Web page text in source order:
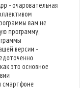
- очаровательная
вам не
программу,
версии -
это основное
смартфоне